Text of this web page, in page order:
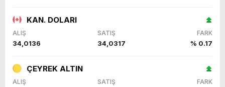
KAN. DOLARI
ALIŞ SATIŞ FARK
34,0136 34,0317 % 0.17
ÇEYREK ALTIN
ALIŞ SATIŞ FARK